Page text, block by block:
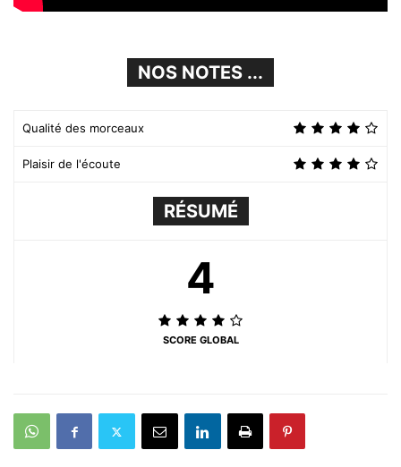
NOS NOTES ...
Qualité des morceaux
Plaisir de l'écoute
RÉSUMÉ
4
SCORE GLOBAL